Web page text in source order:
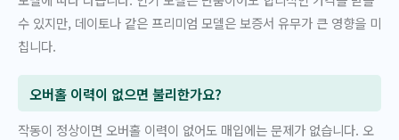
수 있지만, 데이토나 같은 프리미엄 모델은 보증서 유무가 큰 영향을 미
칩니다.
오버홀 이력이 없으면 불리한가요?
작동이 정상이면 오버홀 이력이 없어도 매입에는 문제가 없습니다. 오